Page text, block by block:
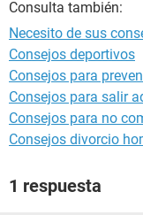
Consulta también:
Necesito de sus
Consejos deportivos
Consejos para
Consejos para salir
Consejos para no
Consejos divorcio
1 respuesta